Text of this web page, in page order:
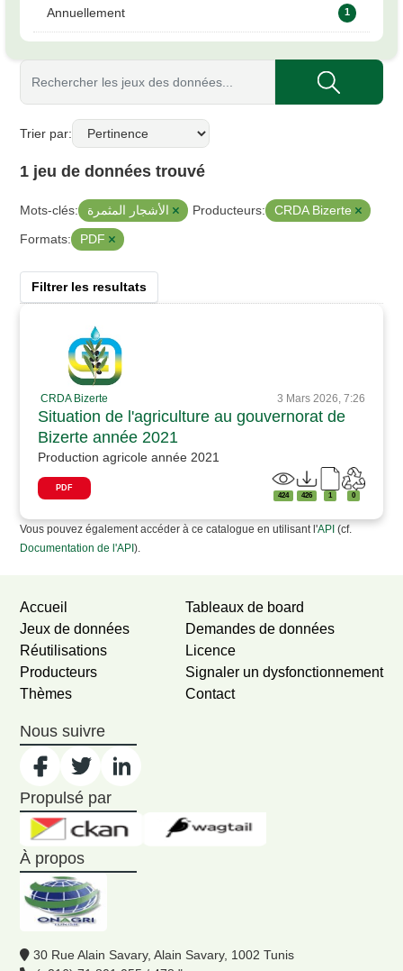
Annuellement 1
Trier par
1 jeu de données trouvé
Mots-clés: الأشجار المثمرة Producteurs: CRDA Bizerte
Formats: PDF
Filtrer les resultats
CRDA Bizerte 3 Mars 2026, 7:26
Situation de l'agriculture au gouvernorat de
Bizerte année 2021
Production agricole année 2021
PDF
424 426 1 0
Vous pouvez également accéder à ce catalogue en utilisant l'API (cf.
Documentation de l'API).
Accueil
Jeux de données
Réutilisations
Producteurs
Thèmes
Tableaux de board
Demandes de données
Licence
Signaler un dysfonctionnement
Contact
Nous suivre
Propulsé par
À propos
30 Rue Alain Savary, Alain Savary, 1002 Tunis